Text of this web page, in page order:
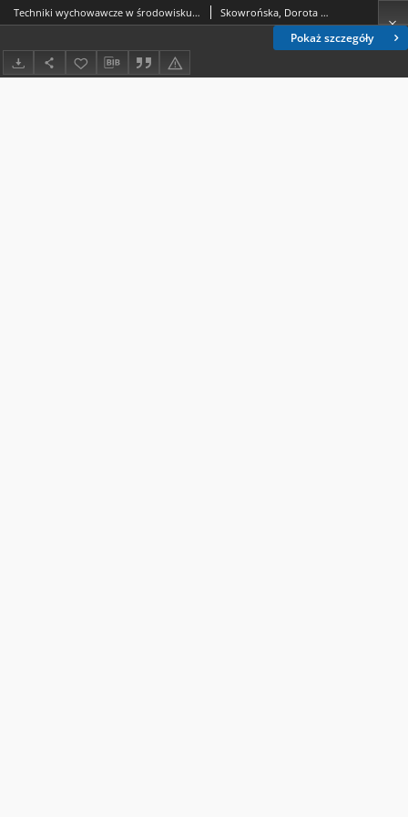
Pokaż szczegóły
Techniki wychowawcze w środowisku rodzinnym a poziom agresji młodzieży lekko upośledzonej umysłowo Skowrońska, Dorota (1950-2002).